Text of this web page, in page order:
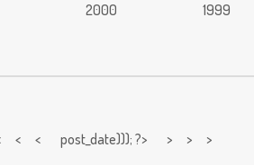
2000 1999
< < post_date))); ?> > > >